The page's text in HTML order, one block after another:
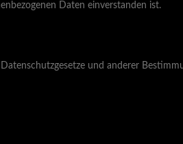
Daten einverstanden ist.
und anderer